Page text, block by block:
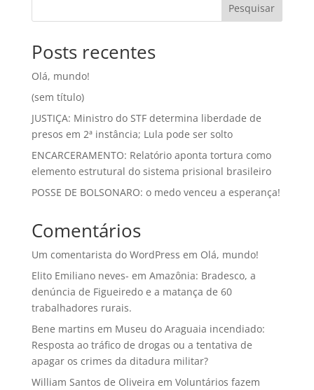
Pesquisar
Posts recentes
Olá, mundo!
(sem título)
JUSTIÇA: Ministro do STF determina liberdade de
presos em 2ª instância; Lula pode ser solto
ENCARCERAMENTO: Relatório aponta tortura como
elemento estrutural do sistema prisional brasileiro
POSSE DE BOLSONARO: o medo venceu a esperança!
Comentários
Um comentarista do WordPress em Olá, mundo!
Elito Emiliano neves- em Amazônia: Bradesco, a
denúncia de Figueiredo e a matança de 60
trabalhadores rurais.
Bene martins em Museu do Araguaia incendiado:
Resposta ao tráfico de drogas ou a tentativa de
apagar os crimes da ditadura militar?
William Santos de Oliveira em Voluntários fazem